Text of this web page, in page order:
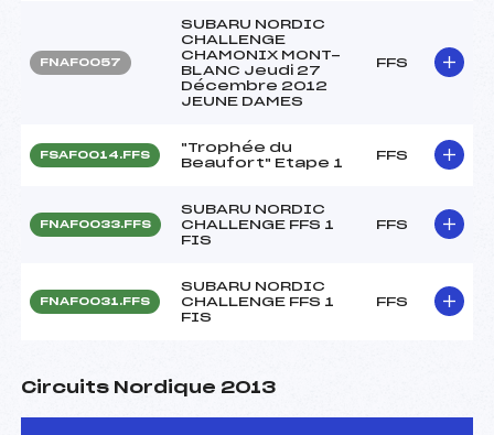
FNAF0057
SUBARU NORDIC
CHALLENGE
CHAMONIX MONT-
BLANC Jeudi 27
Décembre 2012
JEUNE DAMES
FFS
FSAF0014.FFS
"Trophée du
Beaufort" Etape 1
FFS
FNAF0033.FFS
SUBARU NORDIC
CHALLENGE FFS 1
FIS
FFS
FNAF0031.FFS
SUBARU NORDIC
CHALLENGE FFS 1
FIS
FFS
Circuits Nordique 2013